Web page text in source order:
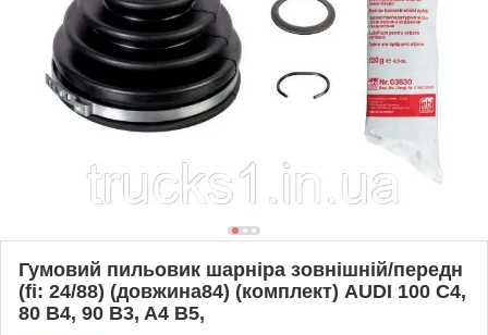
Гумовий пильовик шарніра зовнішній/передн
(fi: 24/88) (довжина84) (комплект) AUDI 100 C4,
80 B4, 90 B3, A4 B5,